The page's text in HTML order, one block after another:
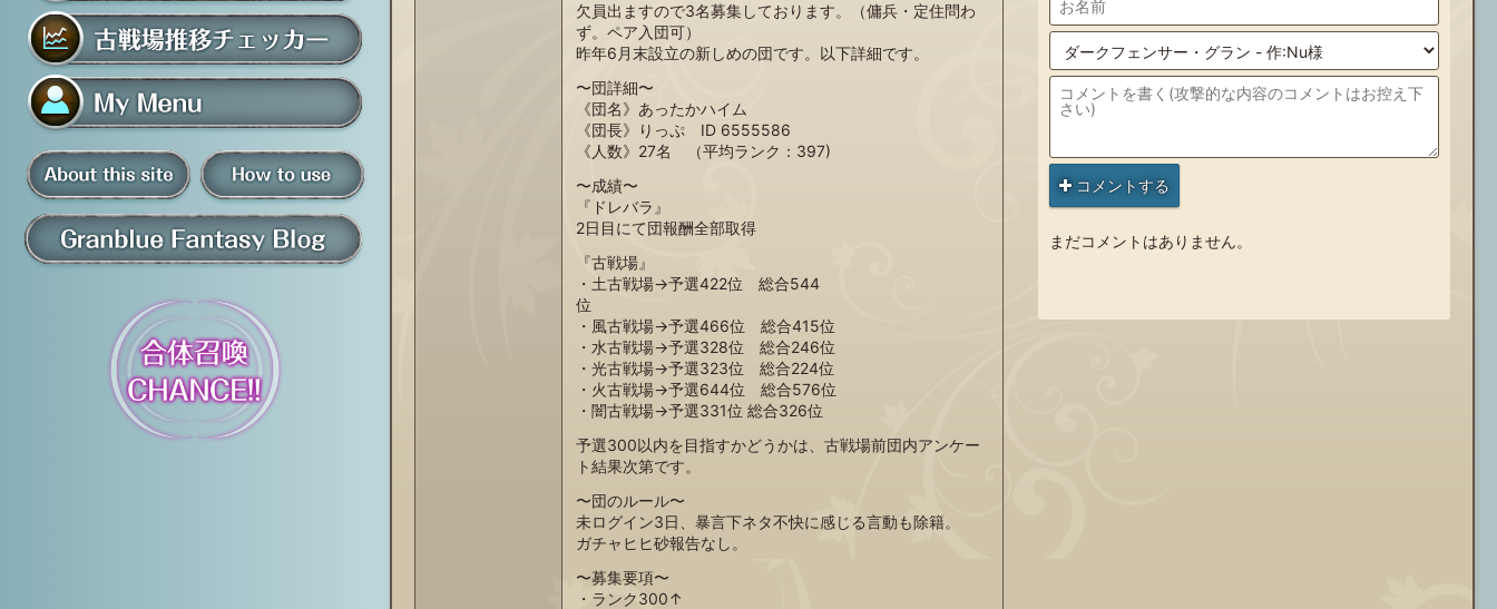
グラブルアンケート
古戦場推移チェッカー
マイメニュー
騎空団員募集掲示板 掲示板の使い方
欠員出ますので3名募集しております。（傭兵・定住問わ
ず。ペア入団可）
昨年6月末設立の新しめの団です。以下詳細です。
〜団詳細〜
《団名》あったかハイム
《団長》りっぷ ID 6555586
《人数》27名 （平均ランク：397)
〜成績〜
『ドレバラ』
2日目にて団報酬全部取得
『古戦場』
・土古戦場→予選422位 総合544
位
・風古戦場→予選466位 総合415位
・水古戦場→予選328位 総合246位
・光古戦場→予選323位 総合224位
・火古戦場→予選644位 総合576位
・闇古戦場→予選331位 総合326位
予選300以内を目指すかどうかは、古戦場前団内アンケー
ト結果次第です。
〜団のルール〜
未ログイン3日、暴言下ネタ不快に感じる言動も除籍。
ガチャヒヒ砂報告なし。
〜募集要項〜
・ランク300↑
コメントする
まだコメントはありません。